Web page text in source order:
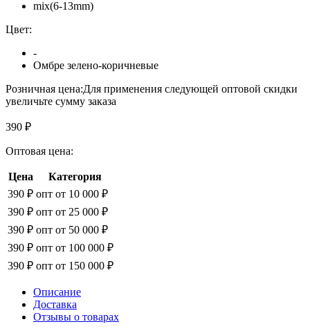
mix(6-13mm)
Цвет:
-
Омбре зелено-коричневые
Розничная цена:Для применения следующей оптовой скидки
увеличьте сумму заказа
390 ₽
Оптовая цена:
Цена
Категория
390 ₽ опт от 10 000 ₽
390 ₽ опт от 25 000 ₽
390 ₽ опт от 50 000 ₽
390 ₽ опт от 100 000 ₽
390 ₽ опт от 150 000 ₽
Описание
Доставка
Отзывы о товарах